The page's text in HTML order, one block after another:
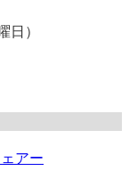
日）
アー